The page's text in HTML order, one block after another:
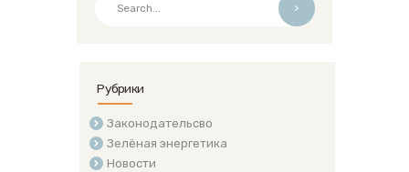
>
Рубрики
Законодательсво
Зелёная энергетика
Новости